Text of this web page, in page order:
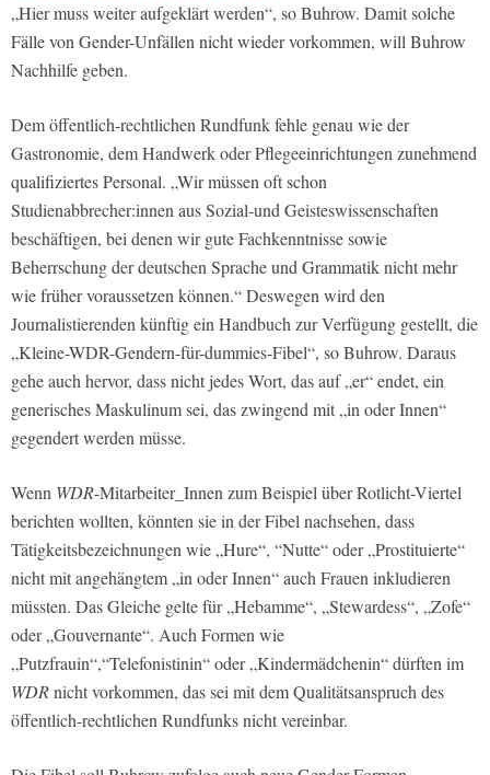
„Hier muss weiter aufgeklärt werden“, so Buhrow. Damit solche
Fälle von Gender-Unfällen nicht wieder vorkommen, will Buhrow
Nachhilfe geben.
Dem öffentlich-rechtlichen Rundfunk fehle genau wie der
Gastronomie, dem Handwerk oder Pflegeeinrichtungen zunehmend
qualifiziertes Personal. „Wir müssen oft schon
Studienabbrecher:innen aus Sozial-und Geisteswissenschaften
beschäftigen, bei denen wir gute Fachkenntnisse sowie
Beherrschung der deutschen Sprache und Grammatik nicht mehr
wie früher voraussetzen können.“ Deswegen wird den
Journalistierenden künftig ein Handbuch zur Verfügung gestellt, die
„Kleine-WDR-Gendern-für-dummies-Fibel“, so Buhrow. Daraus
gehe auch hervor, dass nicht jedes Wort, das auf „er“ endet, ein
generisches Maskulinum sei, das zwingend mit „in oder Innen“
gegendert werden müsse.
Wenn WDR-Mitarbeiter_Innen zum Beispiel über Rotlicht-Viertel
berichten wollten, könnten sie in der Fibel nachsehen, dass
Tätigkeitsbezeichnungen wie „Hure“, “Nutte“ oder „Prostituierte“
nicht mit angehängtem „in oder Innen“ auch Frauen inkludieren
müssten. Das Gleiche gelte für „Hebamme“, „Stewardess“, „Zofe“
oder „Gouvernante“. Auch Formen wie
„Putzfrauin“,“Telefonistinin“ oder „Kindermädchenin“ dürften im
WDRnicht vorkommen, das sei mit dem Qualitätsanspruch des
öffentlich-rechtlichen Rundfunks nicht vereinbar.